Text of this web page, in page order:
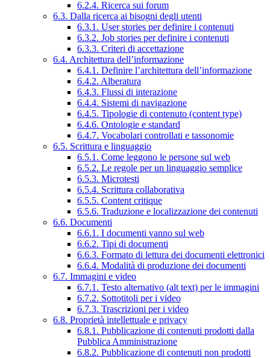
6.2.4. Ricerca sui forum
6.3. Dalla ricerca ai bisogni degli utenti
6.3.1. User stories per definire i contenuti
6.3.2. Job stories per definire i contenuti
6.3.3. Criteri di accettazione
6.4. Architettura dell’informazione
6.4.1. Definire l’architettura dell’informazione
6.4.2. Alberatura
6.4.3. Flussi di interazione
6.4.4. Sistemi di navigazione
6.4.5. Tipologie di contenuto (content type)
6.4.6. Ontologie e standard
6.4.7. Vocabolari controllati e tassonomie
6.5. Scrittura e linguaggio
6.5.1. Come leggono le persone sul web
6.5.2. Le regole per un linguaggio semplice
6.5.3. Microtesti
6.5.4. Scrittura collaborativa
6.5.5. Content critique
6.5.6. Traduzione e localizzazione dei contenuti
6.6. Documenti
6.6.1. I documenti vanno sul web
6.6.2. Tipi di documenti
6.6.3. Formato di lettura dei documenti elettronici
6.6.4. Modalità di produzione dei documenti
6.7. Immagini e video
6.7.1. Testo alternativo (alt text) per le immagini
6.7.2. Sottotitoli per i video
6.7.3. Trascrizioni per i video
6.8. Proprietà intellettuale e privacy
6.8.1. Pubblicazione di contenuti prodotti dalla
Pubblica Amministrazione
6.8.2. Pubblicazione di contenuti non prodotti